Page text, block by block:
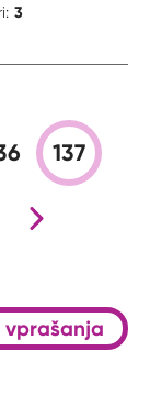
3
137
stran
vprašanja